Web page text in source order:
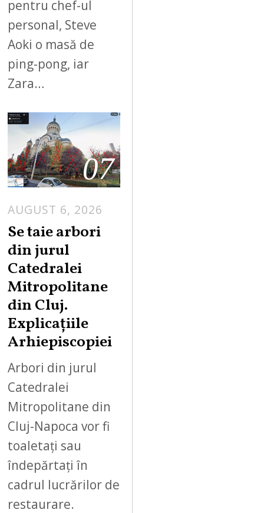
pentru chef-ul
personal, Steve
Aoki o masă de
ping-pong, iar
Zara…
07
AUGUST 6, 2026
Se taie arbori
din jurul
Catedralei
Mitropolitane
din Cluj.
Explicațiile
Arhiepiscopiei
Arbori din jurul
Catedralei
Mitropolitane din
Cluj-Napoca vor fi
toaletați sau
îndepărtați în
cadrul lucrărilor de
restaurare.